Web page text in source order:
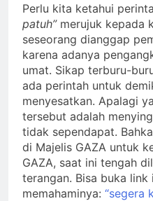
Perlu kita ketahui
patuh”merujuk kepada
seseorang dianggap
karena adanya
umat. Sikap terburu-
ada perintah untuk
menyesatkan. Apalagi
tersebut adalah
tidak sependapat.
di Majelis GAZA untuk
GAZA, saat ini tengah
terangan. Bisa buka
memahaminya: “segera